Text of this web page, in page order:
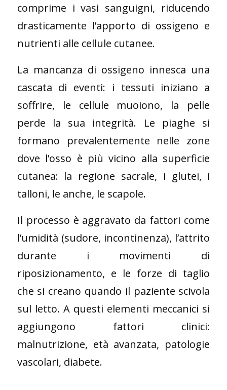
comprime i vasi sanguigni, riducendo
drasticamente l’apporto di ossigeno e
nutrienti alle cellule cutanee.
La mancanza di ossigeno innesca una
cascata di eventi: i tessuti iniziano a
soffrire, le cellule muoiono, la pelle
perde la sua integrità. Le piaghe si
formano prevalentemente nelle zone
dove l’osso è più vicino alla superficie
cutanea: la regione sacrale, i glutei, i
talloni, le anche, le scapole.
Il processo è aggravato da fattori come
l’umidità (sudore, incontinenza), l’attrito
durante i movimenti di
riposizionamento, e le forze di taglio
che si creano quando il paziente scivola
sul letto. A questi elementi meccanici si
aggiungono fattori clinici:
malnutrizione, età avanzata, patologie
vascolari, diabete.